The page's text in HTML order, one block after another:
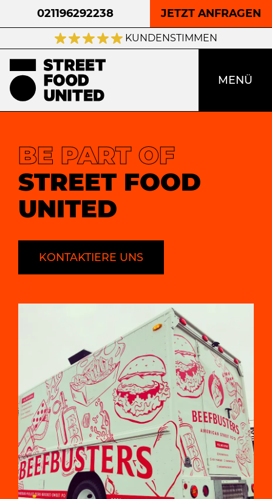
021196292238 JETZT ANFRAGEN
KUNDENSTIMMEN
MENÜ
BE PART OF
STREET FOOD
UNITED
KONTAKTIERE UNS